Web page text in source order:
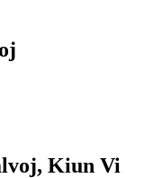
Kiun Vi